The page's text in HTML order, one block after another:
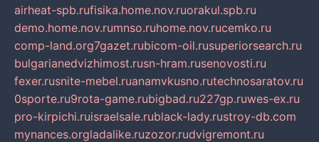
airheat-spb.rufisika.home.nov.ruorakul.spb.ru
demo.home.nov.rumnso.ruhome.nov.rucemko.ru
comp-land.org7gazet.rubicom-oil.rusuperiorsearch.ru
bulgarianedvizhimost.rusn-hram.rusenovosti.ru
fexer.rusnite-mebel.ruanamvkusno.rutechnosaratov.ru
0sporte.ru9rota-game.rubigbad.ru227gp.ruwes-ex.ru
pro-kirpichi.ruisraelsale.rublack-lady.rustroy-db.com
mynances.orgladalike.ruzozor.rudvigremont.ru